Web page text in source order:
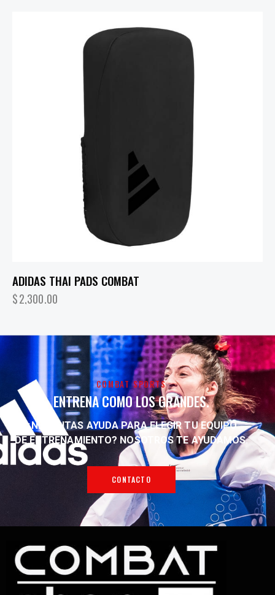
ADIDAS THAI PADS COMBAT
$2,300.00
COMBAT SPORTS
ENTRENA COMO LOS GRANDES.
¿NECESITAS AYUDA PARA ELEGIR TU EQUIPO
DE ENTRENAMIENTO? NOSOTROS TE AYUDAMOS.
CONTACTO